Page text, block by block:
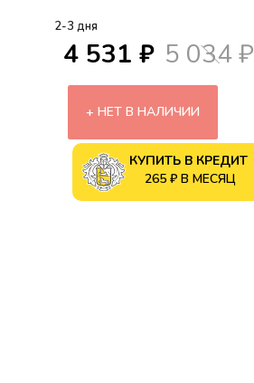
2-3 дня
4 531 ₽ 5 034 ₽
НЕТ В НАЛИЧИИ
КУПИТЬ В КРЕДИТ
265 ₽ В МЕСЯЦ